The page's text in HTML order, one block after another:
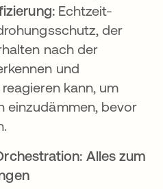
Echtzeit-
der
nach der
und
kann, um
einzudämmen, bevor
Alles zum